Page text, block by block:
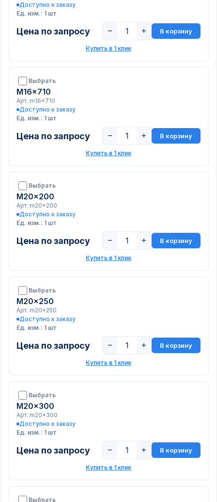
Доступно к заказу
Ед. изм.: 1 шт
Цена по запросу − + В корзину
Купить в 1 клик
Выбрать
M16x710
Арт. m16x710
Доступно к заказу
Ед. изм.: 1 шт
Цена по запросу − + В корзину
Купить в 1 клик
Выбрать
M20x200
Арт. m20x200
Доступно к заказу
Ед. изм.: 1 шт
Цена по запросу − + В корзину
Купить в 1 клик
Выбрать
M20x250
Арт. m20x250
Доступно к заказу
Ед. изм.: 1 шт
Цена по запросу − + В корзину
Купить в 1 клик
Выбрать
M20x300
Арт. m20x300
Доступно к заказу
Ед. изм.: 1 шт
Цена по запросу − + В корзину
Купить в 1 клик
Выбрать